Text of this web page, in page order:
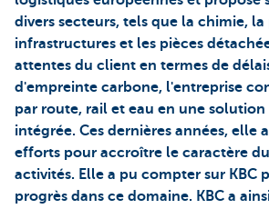
divers secteurs, tels que la chimie,
infrastructures et les pièces
attentes du client en termes de
d'empreinte carbone, l'entreprise
par route, rail et eau en une
intégrée. Ces dernières années, elle
efforts pour accroître le caractère
activités. Elle a pu compter sur KBC
progrès dans ce domaine. KBC a